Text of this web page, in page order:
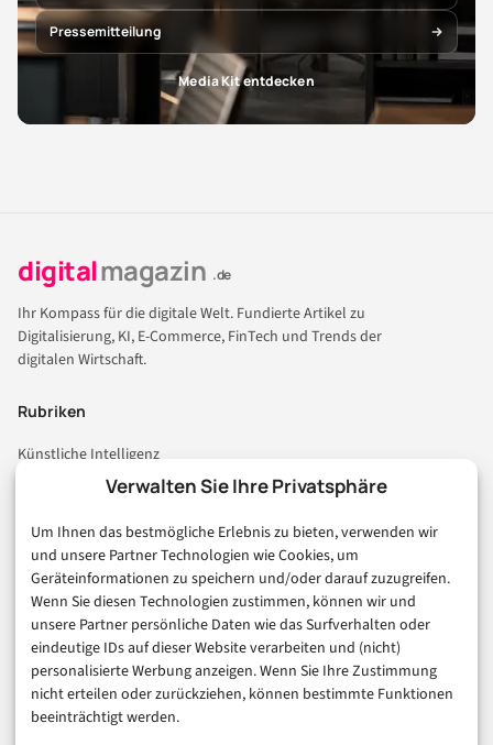
Verwalten Sie Ihre Privatsphäre
Um Ihnen das bestmögliche Erlebnis zu bieten, verwenden wir
und unsere Partner Technologien wie Cookies, um
Geräteinformationen zu speichern und/oder darauf zuzugreifen.
Wenn Sie diesen Technologien zustimmen, können wir und
unsere Partner persönliche Daten wie das Surfverhalten oder
eindeutige IDs auf dieser Website verarbeiten und (nicht)
personalisierte Werbung anzeigen. Wenn Sie Ihre Zustimmung
nicht erteilen oder zurückziehen, können bestimmte Funktionen
beeinträchtigt werden.
Pressemitteilung
Media Kit entdecken
digitalmagazin .de
Ihr Kompass für die digitale Welt. Fundierte Artikel zu
Digitalisierung, KI, E-Commerce, FinTech und Trends der
digitalen Wirtschaft.
Rubriken
Künstliche Intelligenz
Technologie & IT
Consumer & Digital Life
Marketing
Finanzen & FinTech
Business & Karriere
Sicherheit & Recht
Digitalisierung
Marketing